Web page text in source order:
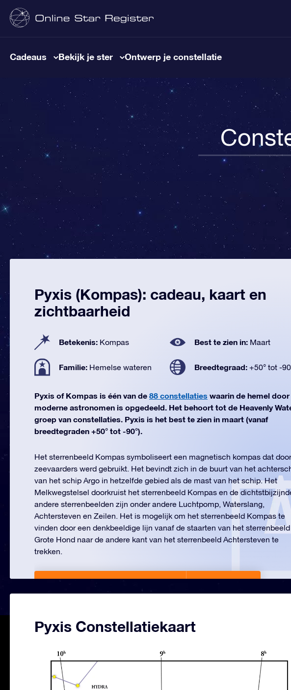
Cadeaus Bekijk je ster Ontwerp je constellatie
Pyxis (Kompas): cadeau, kaart en
zichtbaarheid
Betekenis: Kompas Best te zien in: Maart
Familie: Hemelse wateren Breedtegraad: +50° tot -
Pyxis of Kompas is één van de 88 constellaties waarin de hemel door
moderne astronomen is opgedeeld. Het behoort tot de Heavenly
groep van constellaties. Pyxis is het best te zien in maart (vanaf
breedtegraden +50° tot -90°).
Het sterrenbeeld Kompas symboliseert een magnetisch kompas dat door
zeevaarders werd gebruikt. Het bevindt zich in de buurt van het
van het schip Argo in hetzelfde gebied als de mast van het schip. Het
Melkwegstelsel doorkruist het sterrenbeeld Kompas en de
andere sterrenbeelden zijn onder andere Luchtpomp, Waterslang,
Achtersteven en Zeilen. Het is mogelijk om het sterrenbeeld Kompas te
vinden door een denkbeeldige lijn vanaf de staarten van het sterrenbeeld
Grote Hond naar de andere kant van het sterrenbeeld Achtersteven te
trekken.
Pyxis Constellatiekaart